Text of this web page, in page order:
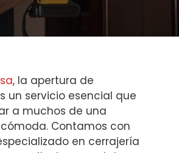
, la apertura de
un servicio esencial que
a muchos de una
Contamos con
en cerrajería